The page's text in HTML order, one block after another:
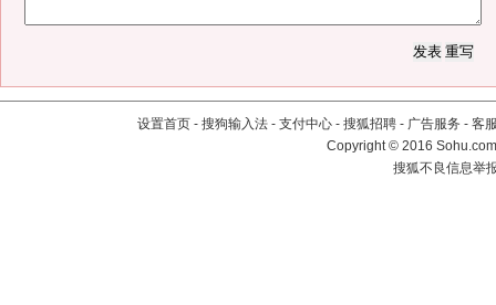
设置首页 - 搜狗输入法 - 支付中心 - 搜狐招聘 - 广告服务 - 客
Copyright©2016
搜狐不良信息举